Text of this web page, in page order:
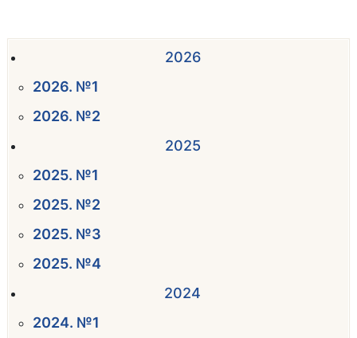
2026
2026. №1
2026. №2
2025
2025. №1
2025. №2
2025. №3
2025. №4
2024
2024. №1